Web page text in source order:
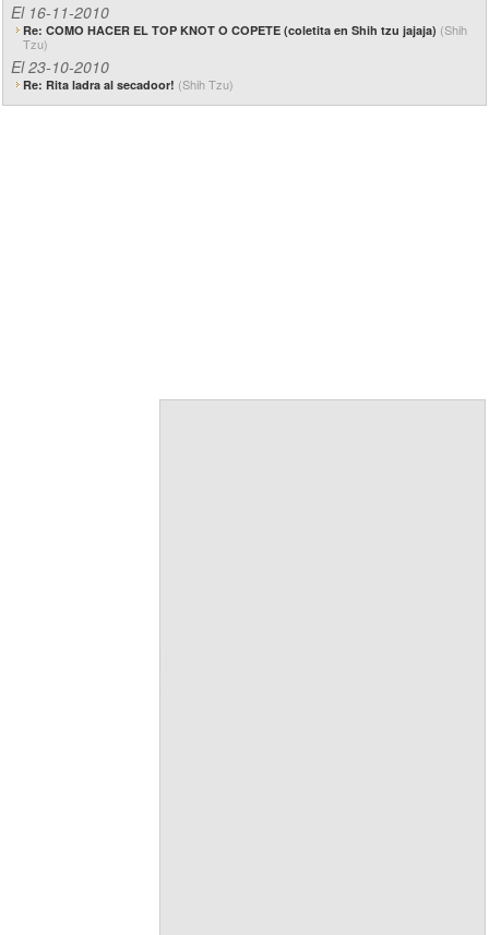
El 16-11-2010
Re: COMO HACER EL TOP KNOT O COPETE (coletita en Shih tzu jajaja) (Shih
Tzu)
El 23-10-2010
Re: Rita ladra al secadoor! (Shih Tzu)